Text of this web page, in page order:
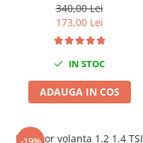
Dacia
Jaguar
340,00 Lei
173,00 Lei
IN STOC
ADAUGA IN COS
Blocator volanta 1.2 1.4 TSI